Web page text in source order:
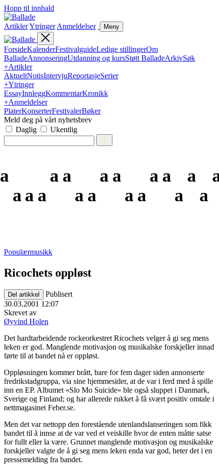
Hopp til innhald
ArtiklerYtringer Anmeldelser Meny
ForsideKalenderFestivalguideLedige stillingerOm
BalladeAnnonseringUtdanning og kursStøtt BalladeArkivSøk
+Artikler
AktueltNotisIntervjuReportasjeSerier
+Ytringer
EssayInnleggKommentarKronikk
+Anmeldelser
PlaterKonserterFestivalerBøker
Meld deg på vårt nyhetsbrev
Daglig
Ukentlig
a a
a
a a
a a
a
a
a
a
a
Populærmusikk
Ricochets oppløst
Del artikkel
Publisert
30.03.2001 12:07
Skrevet av
Øyvind Holen
Det hardtarbeidende rockeorkestret Ricochets velger å gi seg mens
leken er god. Manglende motivasjon og musikalske forskjeller innad
førte til at bandet nå er oppløst.
Oppløsningen kommer brått, bare for fem dager siden annonserte
fredrikstadgruppa, via sine hjemmesider, at de var i ferd med å spille
inn en EP. Albumet «Slo Mo Suicide» ble også sluppet i Danmark,
Sverige og Finland; og har allerede rukket å få svært positiv omtale i
nettmagasinet Feber.se.
Men det var nettopp den forestående utenlandslanseringen som fikk
bandet til å innse at de var ved et veiskille hvor de enten måtte satse
for fullt eller la være. Grunnet manglende motivasjon og musikalske
forskjeller valgte de å gi seg mens leken enda var god, heter det i en
pressemelding fra bandet.